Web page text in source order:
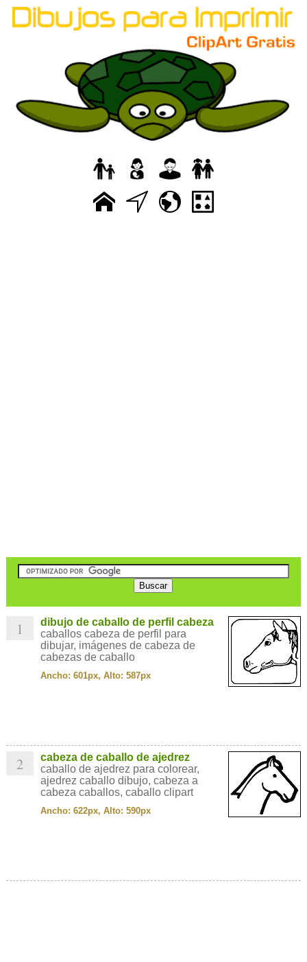
1
dibujo de caballo de perfil cabeza
caballos cabeza de perfil para
dibujar, imágenes de cabeza de
cabezas de caballo
Ancho: 601px, Alto: 587px
2
cabeza de caballo de ajedrez
caballo de ajedrez para colorear,
ajedrez caballo dibujo, cabeza a
cabeza caballos, caballo clipart
Ancho: 622px, Alto: 590px